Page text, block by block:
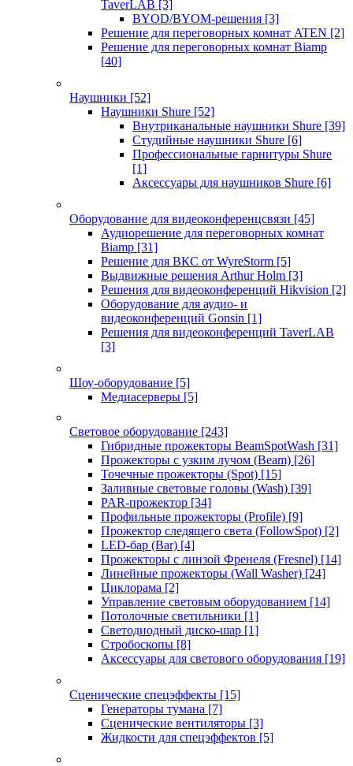
TaverLAB [3]
BYOD/BYOM-решения [3]
Решение для переговорных комнат ATEN [2]
Решение для переговорных комнат Biamp
[40]
Наушники [52]
Наушники Shure [52]
Внутриканальные наушники Shure [39]
Студийные наушники Shure [6]
Профессиональные гарнитуры Shure
[1]
Аксессуары для наушников Shure [6]
Оборудование для видеоконференцсвязи [45]
Аудиорешение для переговорных комнат
Biamp [31]
Решение для ВКС от WyreStorm [5]
Выдвижные решения Arthur Holm [3]
Решения для видеоконференций Hikvision [2]
Оборудование для аудио- и
видеоконференций Gonsin [1]
Решения для видеоконференций TaverLAB
[3]
Шоу-оборудование [5]
Медиасерверы [5]
Световое оборудование [243]
Гибридные прожекторы BeamSpotWash [31]
Прожекторы с узким лучом (Beam) [26]
Точечные прожекторы (Spot) [15]
Заливные световые головы (Wash) [39]
PAR-прожектор [34]
Профильные прожекторы (Profile) [9]
Прожектор следящего света (FollowSpot) [2]
LED-бар (Bar) [4]
Прожекторы с линзой Френеля (Fresnel) [14]
Линейные прожекторы (Wall Washer) [24]
Циклорама [2]
Управление световым оборудованием [14]
Потолочные светильники [1]
Светодиодный диско-шар [1]
Стробоскопы [8]
Аксессуары для светового оборудования [19]
Сценические спецэффекты [15]
Генераторы тумана [7]
Сценические вентиляторы [3]
Жидкости для спецэффектов [5]